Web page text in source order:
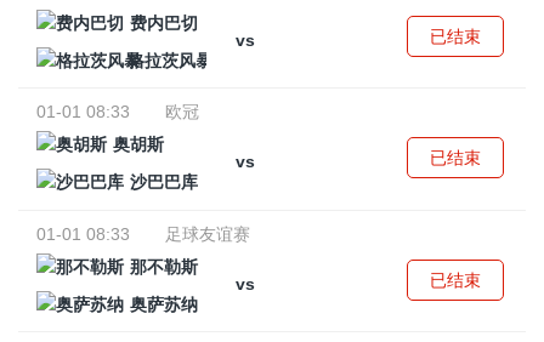
费内巴切
vs
格拉茨风暴
已结束
01-01 08:33
欧冠
奥胡斯
vs
沙巴巴库
已结束
01-01 08:33
足球友谊赛
那不勒斯
vs
奥萨苏纳
已结束